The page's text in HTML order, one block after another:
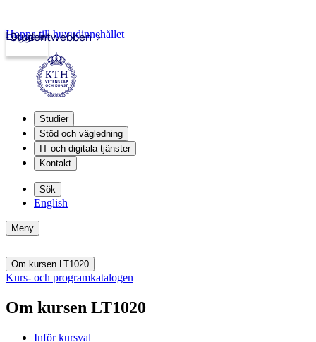
Studentwebben
Logga in
Hoppa till huvudinnehållet
Studier
Stöd och vägledning
IT och digitala tjänster
Kontakt
Sök
English
Meny
Om kursen LT1020
Kurs- och programkatalogen
Om kursen LT1020
Inför kursval